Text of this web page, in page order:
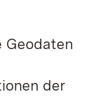
Geodaten
der